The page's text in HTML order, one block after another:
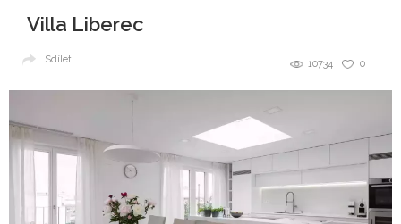
Villa Liberec
0
10734
Sdílet